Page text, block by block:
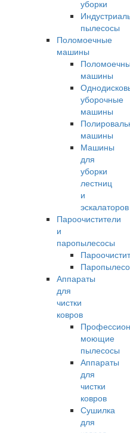
уборки
пылесосы
Поломоечные
машины
машины
уборочные
машины
машины
Машины
для
уборки
лестниц
и
эскалаторов
Пароочистители
и
паропылесосы
Аппараты
для
чистки
ковров
моющие
пылесосы
Аппараты
для
чистки
ковров
Сушилка
для